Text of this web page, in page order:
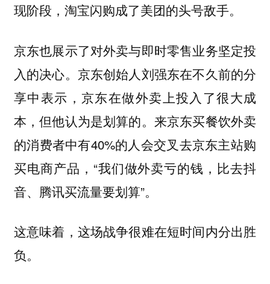
现阶段，淘宝闪购成了美团的头号敌手。
京东也展示了对外卖与即时零售业务坚定投
入的决心。京东创始人刘强东在不久前的分
享中表示，京东在做外卖上投入了很大成
本，但他认为是划算的。来京东买餐饮外卖
的消费者中有40%的人会交叉去京东主站购
买电商产品，“我们做外卖亏的钱，比去抖
音、腾讯买流量要划算”。
这意味着，这场战争很难在短时间内分出胜
负。